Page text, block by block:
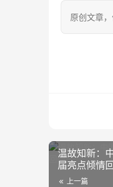
原创文章
温故知新：
届亮点倾情
上一篇